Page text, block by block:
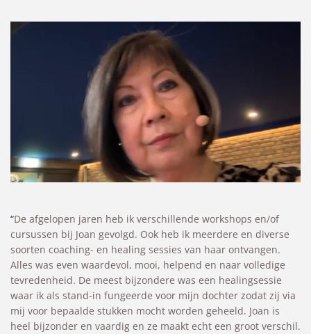
“De afgelopen jaren heb ik verschillende workshops en/of
cursussen bij Joan gevolgd. Ook heb ik meerdere en diverse
soorten coaching- en healing sessies van haar ontvangen.
Alles was even waardevol, mooi, helpend en naar volledige
tevredenheid. De meest bijzondere was een healingsessie
waar ik als stand-in fungeerde voor mijn dochter zodat zij via
mij voor bepaalde stukken mocht worden geheeld. Joan is
heel bijzonder en vaardig en ze maakt echt een groot verschil.